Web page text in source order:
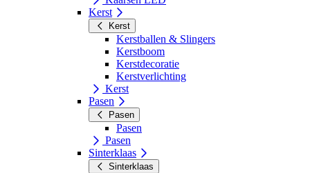
Kerst
Kerst
Kerstballen & Slingers
Kerstboom
Kerstdecoratie
Kerstverlichting
Kerst
Pasen
Pasen
Pasen
Pasen
Sinterklaas
Sinterklaas